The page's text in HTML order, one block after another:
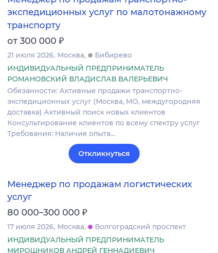
экспедиционных услуг по малотонажному
транспорту
от 300 000 ₽
21 июля 2026 Москва
Бибирево
ИНДИВИДУАЛЬНЫЙ ПРЕДПРИНИМАТЕЛЬ
РОМАНОВСКИЙ ВЛАДИСЛАВ ВАЛЕРЬЕВИЧ
Обязанности: Активные продажи транспортно-
экспедиционных услуг (Москва, МО, междугородняя
доставка) Активный поиск новых клиентов
Консультирование клиентов по всему спектру услуг
Требования: Наличие опыта…
Откликнуться
Менеджер по продажам логистических
услуг
80 000–300 000 ₽
17 июля 2026 Москва
Волгоградский проспект
ИНДИВИДУАЛЬНЫЙ ПРЕДПРИНИМАТЕЛЬ
МИРОШНИКОВ АНДРЕЙ ГЕННАДИЕВИЧ